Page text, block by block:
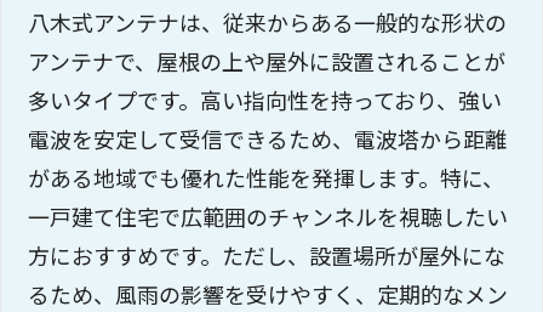
八木式アンテナは、従来からある一般的な形状の
アンテナで、屋根の上や屋外に設置されることが
多いタイプです。高い指向性を持っており、強い
電波を安定して受信できるため、電波塔から距離
がある地域でも優れた性能を発揮します。特に、
一戸建て住宅で広範囲のチャンネルを視聴したい
方におすすめです。ただし、設置場所が屋外にな
るため、風雨の影響を受けやすく、定期的なメン